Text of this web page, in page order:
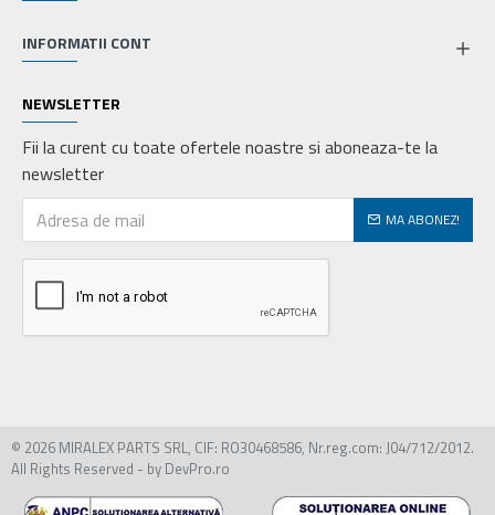
INFORMATII CONT
NEWSLETTER
Fii la curent cu toate ofertele noastre si aboneaza-te la
newsletter
MA ABONEZ!
© 2026 MIRALEX PARTS SRL, CIF: RO30468586, Nr.reg.com: J04/712/2012.
All Rights Reserved - by DevPro.ro